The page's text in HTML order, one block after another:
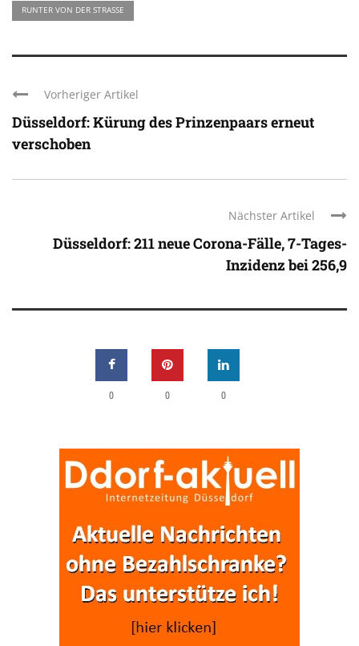
RUNTER VON DER STRASSE
Vorheriger Artikel
Düsseldorf: Kürung des Prinzenpaars erneut
verschoben
Nächster Artikel
Düsseldorf: 211 neue Corona-Fälle, 7-Tages-
Inzidenz bei 256,9
0 0 0